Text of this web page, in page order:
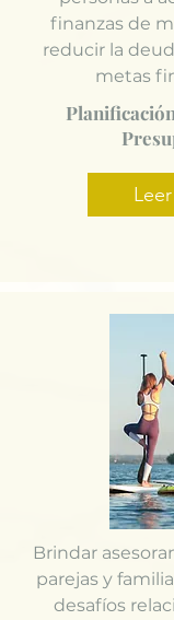
finanzas de
reducir la
metas
Brindar
parejas y
desafíos